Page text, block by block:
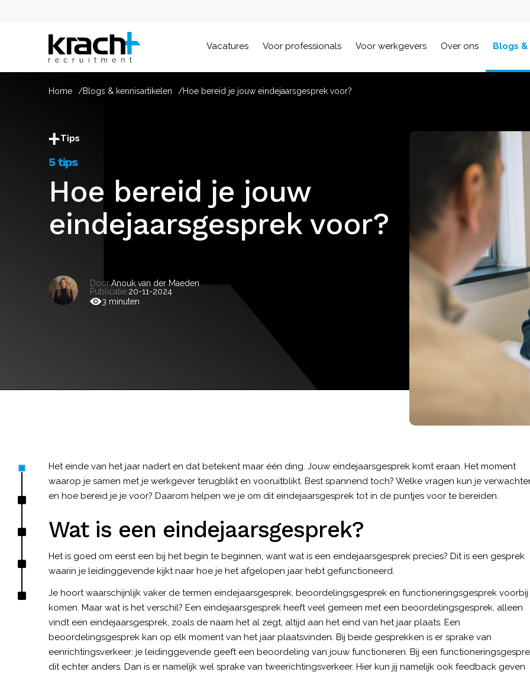
Vacatures Voor professionals Voor werkgevers Over ons Blogs
Home Blogs & kennisartikelen Hoe bereid je jouw eindejaarsgesprek voor?
Tips
5 tips
Hoe bereid je jouw
eindejaarsgesprek voor?
Door:Anouk van der Maeden
Publicatie:20-11-2024
3 minuten
Het einde van het jaar nadert en dat betekent maar één ding. Jouw eindejaarsgesprek komt eraan. Het moment
waarop je samen met je werkgever terugblikt en vooruitblikt. Best spannend toch? Welke vragen kun je
en hoe bereid je je voor? Daarom helpen we je om dit eindejaarsgesprek tot in de puntjes voor te bereiden.
Wat is een eindejaarsgesprek?
Het is goed om eerst een bij het begin te beginnen, want wat is een eindejaarsgesprek precies? Dit is een gesprek
waarin je leidinggevende kijkt naar hoe je het afgelopen jaar hebt gefunctioneerd.
Je hoort waarschijnlijk vaker de termen eindejaarsgesprek, beoordelingsgesprek en functioneringsgesprek voorbij
komen. Maar wat is het verschil? Een eindejaarsgesprek heeft veel gemeen met een beoordelingsgesprek, alleen
vindt een eindejaarsgesprek, zoals de naam het al zegt, altijd aan het eind van het jaar plaats. Een
beoordelingsgesprek kan op elk moment van het jaar plaatsvinden. Bij beide gesprekken is er sprake van
eenrichtingsverkeer: je leidinggevende geeft een beoordeling van jouw functioneren. Bij een
dit echter anders. Dan is er namelijk wel sprake van tweerichtingsverkeer. Hier kun jij namelijk ook feedback geven